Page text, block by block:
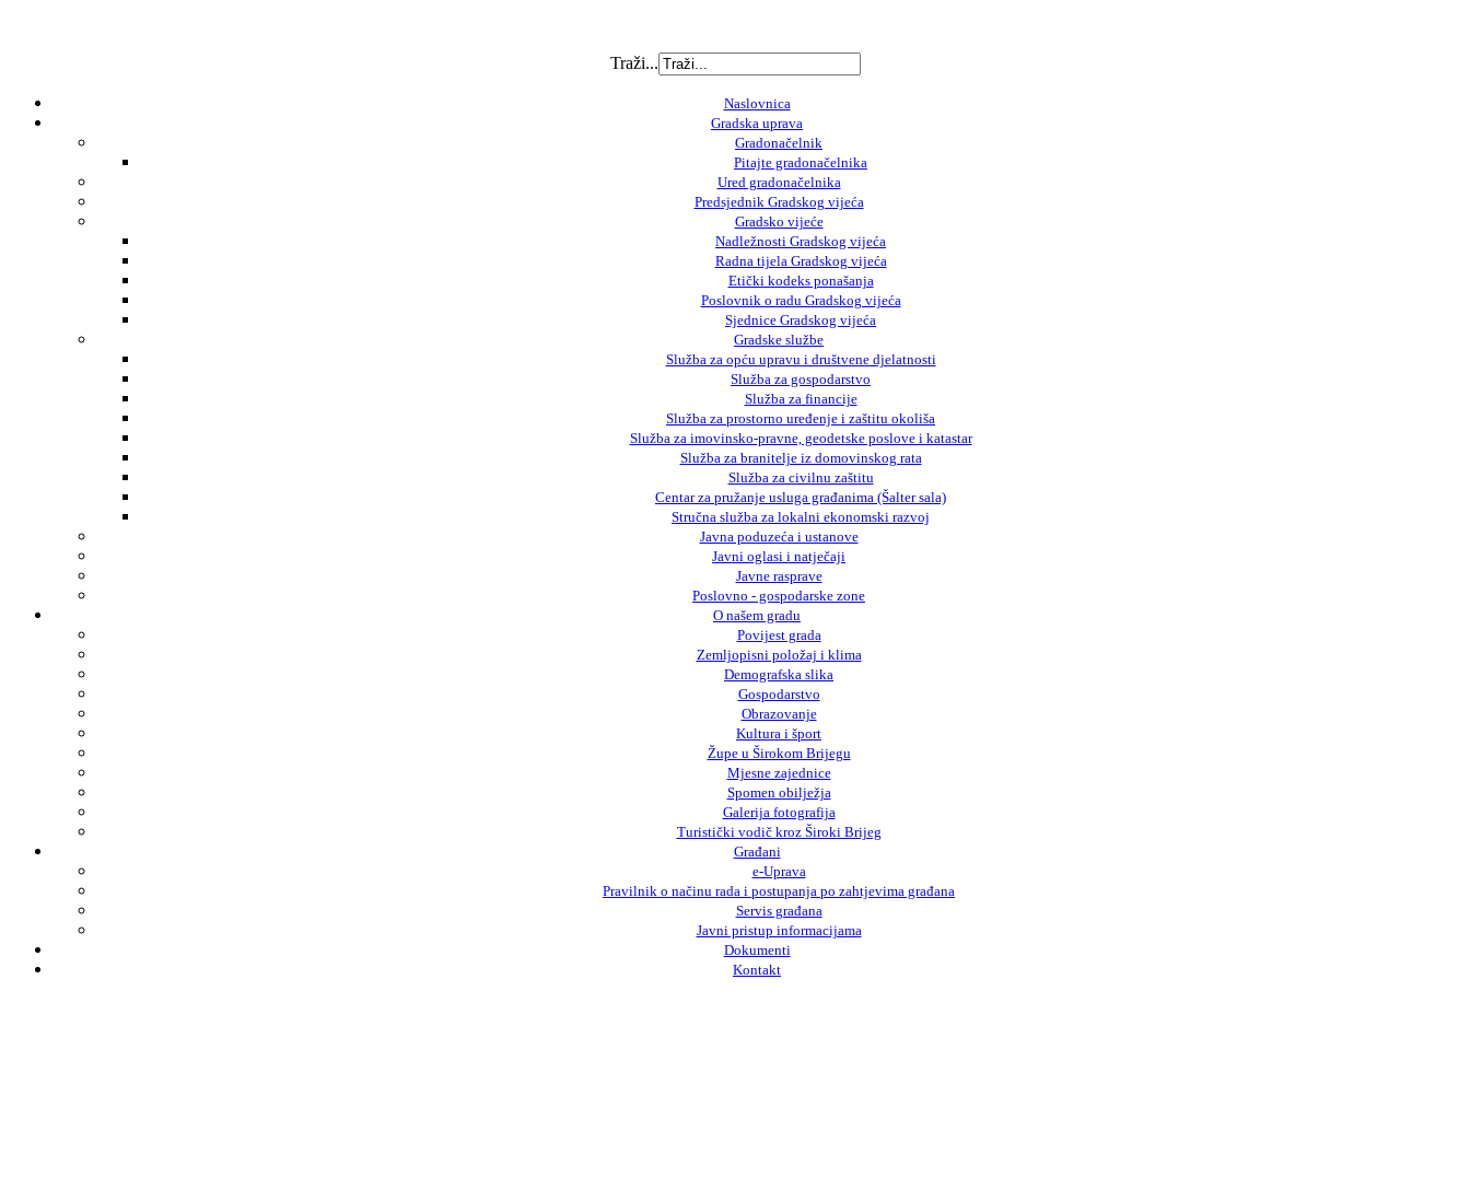
Traži...
Naslovnica
Gradska uprava
Gradonačelnik
Pitajte gradonačelnika
Ured gradonačelnika
Predsjednik Gradskog vijeća
Gradsko vijeće
Nadležnosti Gradskog vijeća
Radna tijela Gradskog vijeća
Etički kodeks ponašanja
Poslovnik o radu Gradskog vijeća
Sjednice Gradskog vijeća
Gradske službe
Služba za opću upravu i društvene djelatnosti
Služba za gospodarstvo
Služba za financije
Služba za prostorno uređenje i zaštitu okoliša
Služba za imovinsko-pravne, geodetske poslove i katastar
Služba za branitelje iz domovinskog rata
Služba za civilnu zaštitu
Centar za pružanje usluga građanima (Šalter sala)
Stručna služba za lokalni ekonomski razvoj
Javna poduzeća i ustanove
Javni oglasi i natječaji
Javne rasprave
Poslovno - gospodarske zone
O našem gradu
Povijest grada
Zemljopisni položaj i klima
Demografska slika
Gospodarstvo
Obrazovanje
Kultura i šport
Župe u Širokom Brijegu
Mjesne zajednice
Spomen obilježja
Galerija fotografija
Turistički vodič kroz Široki Brijeg
Građani
e-Uprava
Pravilnik o načinu rada i postupanja po zahtjevima građana
Servis građana
Javni pristup informacijama
Dokumenti
Kontakt